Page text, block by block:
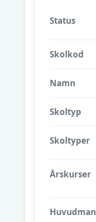
Status
Skolkod
Namn
Skoltyp
Skoltyper
Årskurser
Huvudman